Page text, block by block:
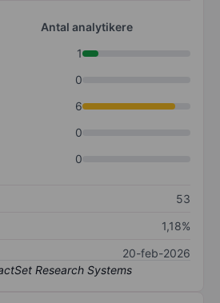
Antal analytikere
1
0
6
0
0
53
1,18%
20-feb-2026